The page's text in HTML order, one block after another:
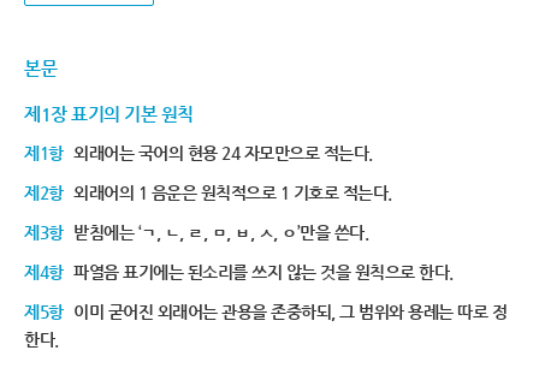
본문
제1장 표기의 기본 원칙
제1항 외래어는 국어의 현용 24 자모만으로 적는다.
제2항 외래어의 1 음운은 원칙적으로 1 기호로 적는다.
제3항 받침에는 ‘ㄱ, ㄴ, ㄹ, ㅁ, ㅂ, ㅅ, ㅇ’만을 쓴다.
제4항 파열음 표기에는 된소리를 쓰지 않는 것을 원칙으로 한다.
제5항 이미 굳어진 외래어는 관용을 존중하되, 그 범위와 용례는 따로 정
한다.